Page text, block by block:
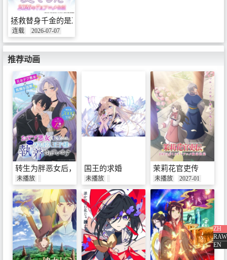
ZH
RAW
EN
拯救替身千金的是冷酷无情冰之王子的爱
连载 2026-07-07
推荐动画
转生为胖恶女后，不知为何被最终BOSS王子大人迷恋
未播放
国王的求婚
未播放
茉莉花官吏传
未播放 2027-01